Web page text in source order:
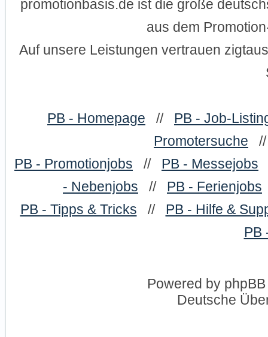
promotionbasis.de ist die große
aus dem
Auf unsere Leistungen vertrauen
PB - Homepage // PB - Job-
Promotersuche
PB - Promotionjobs // PB - Messejobs
- Nebenjobs // PB - Ferienjobs
PB - Tipps & Tricks // PB - Hilfe &
PB
Powered by phpBB
Deutsche